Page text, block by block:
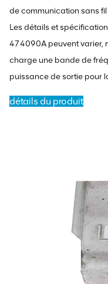
de communication sans
Les détails et
474090A peuvent varier,
charge une bande de
puissance de sortie pour
détails du produit